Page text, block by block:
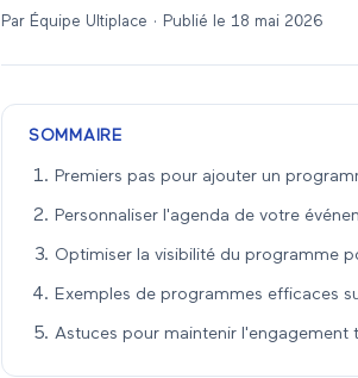
Par Équipe Ultiplace · Publié le 18 mai 2026
SOMMAIRE
Premiers pas pour ajouter un
Personnaliser l'agenda de votre
Optimiser la visibilité du programme
Exemples de programmes efficaces
Astuces pour maintenir l'engagement